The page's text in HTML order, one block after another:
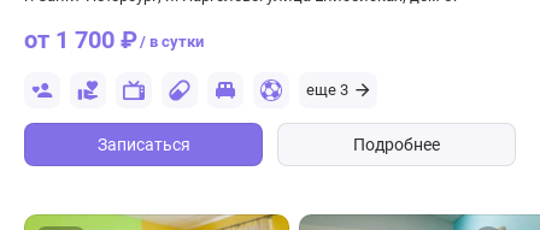
от 1 700 ₽/ в сутки
еще 3
Записаться Подробнее